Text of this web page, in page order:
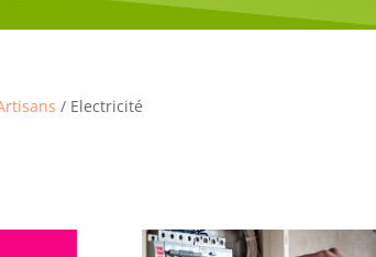
/ Electricité